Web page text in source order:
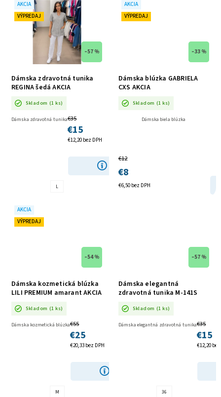
AKCIA
VÝPREDAJ
–57 %
Dámska zdravotná tunika
REGINA šedá AKCIA
Skladom (1 ks)
€12,20 bez DPH
€35
€15
Dámska zdravotná tunika
L
AKCIA
VÝPREDAJ
–33 %
Dámska blúzka GABRIELA
CXS AKCIA
Skladom (1 ks)
€6,50 bez DPH
€12
€8
Dámska biela blúzka
AKCIA
VÝPREDAJ
–54 %
Dámska kozmetická blúzka
LILI PREMIUM amarant AKCIA
Skladom (1 ks)
€20,33 bez DPH
€55
€25
Dámska kozmetická blúzka
M
–57 %
Dámska elegantná
zdravotná tunika M-141S
Skladom (1 ks)
€12,20
€35
€15
Dámska elegantná zdravotná tunika
36